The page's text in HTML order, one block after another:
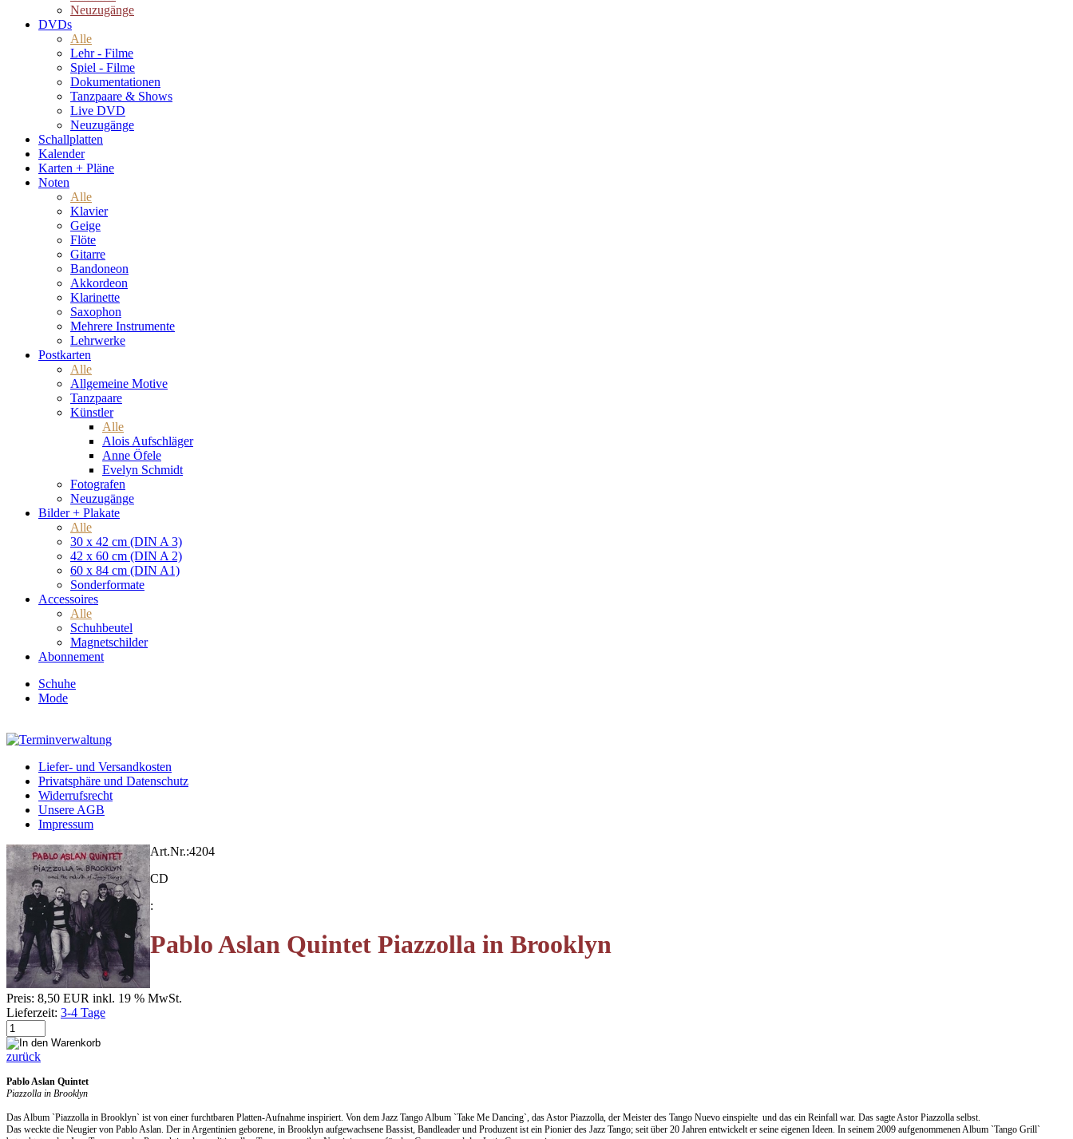
Neuzugänge
DVDs
Alle
Lehr - Filme
Spiel - Filme
Dokumentationen
Tanzpaare & Shows
Live DVD
Neuzugänge
Schallplatten
Kalender
Karten + Pläne
Noten
Alle
Klavier
Geige
Flöte
Gitarre
Bandoneon
Akkordeon
Klarinette
Saxophon
Mehrere Instrumente
Lehrwerke
Postkarten
Alle
Allgemeine Motive
Tanzpaare
Künstler
Alle
Alois Aufschläger
Anne Öfele
Evelyn Schmidt
Fotografen
Neuzugänge
Bilder + Plakate
Alle
30 x 42 cm (DIN A 3)
42 x 60 cm (DIN A 2)
60 x 84 cm (DIN A1)
Sonderformate
Accessoires
Alle
Schuhbeutel
Magnetschilder
Abonnement
Schuhe
Mode
Liefer- und Versandkosten
Privatsphäre und Datenschutz
Widerrufsrecht
Unsere AGB
Impressum
Art.Nr.:4204
CD
:
Pablo Aslan Quintet Piazzolla in Brooklyn
Preis: 8,50 EUR inkl. 19 % MwSt.
Lieferzeit: 3-4 Tage
zurück
Pablo Aslan Quintet
Piazzolla in Brooklyn
Das Album `Piazzolla in Brooklyn` ist von einer furchtbaren Platten-Aufnahme inspiriert. Von dem Jazz Tango Album `Take Me Dancing`, das Astor Piazzolla, der Meister des Tango Nuevo einspielte und das ein Reinfall war. Das sagte Astor Piazzolla selbst.
Das weckte die Neugier von Pablo Aslan. Der in Argentinien geborene, in Brooklyn aufgewachsene Bassist, Bandleader und Produzent ist ein Pionier des Jazz Tango; seit über 20 Jahren entwickelt er seine eigenen Ideen. In seinem 2009 aufgenommenen Album `Tango Grill`